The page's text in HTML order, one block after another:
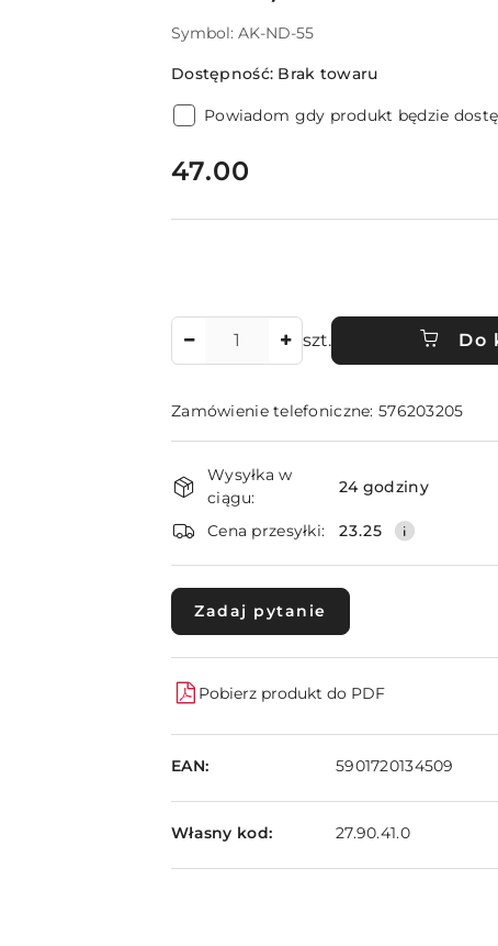
Symbol: AK-ND-55
Dostępność: Brak towaru
Powiadom gdy produkt będzie
cena:
47.00
szt. Do
Zamówienie telefoniczne: 576203205
Dostępność
i
dostawa
Wysyłka w
ciągu:
24 godziny
Cena przesyłki: 23.25
Zadaj pytanie
Pobierz produkt do PDF
EAN: 5901720134509
Własny kod: 27.90.41.0